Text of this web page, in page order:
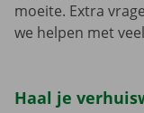
moeite. Extra
we helpen met
Haal je